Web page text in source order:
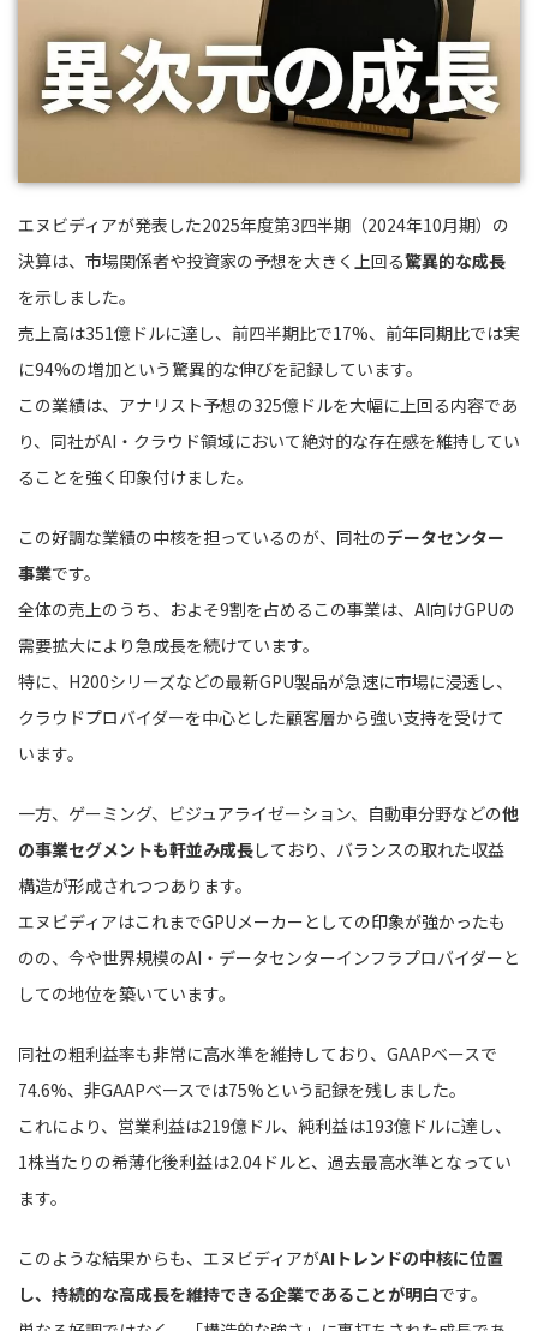
エヌビディアが発表した2025年度第3四半期（2024年10月期）の
決算は、市場関係者や投資家の予想を大きく上回る驚異的な成長
を示しました。
売上高は351億ドルに達し、前四半期比で17%、前年同期比では実
に94%の増加という驚異的な伸びを記録しています。
この業績は、アナリスト予想の325億ドルを大幅に上回る内容であ
り、同社がAI・クラウド領域において絶対的な存在感を維持してい
ることを強く印象付けました。
この好調な業績の中核を担っているのが、同社のデータセンター
事業です。
全体の売上のうち、およそ9割を占めるこの事業は、AI向けGPUの
需要拡大により急成長を続けています。
特に、H200シリーズなどの最新GPU製品が急速に市場に浸透し、
クラウドプロバイダーを中心とした顧客層から強い支持を受けて
います。
一方、ゲーミング、ビジュアライゼーション、自動車分野などの他
の事業セグメントも軒並み成長しており、バランスの取れた収益
構造が形成されつつあります。
エヌビディアはこれまでGPUメーカーとしての印象が強かったも
のの、今や世界規模のAI・データセンターインフラプロバイダーと
しての地位を築いています。
同社の粗利益率も非常に高水準を維持しており、GAAPベースで
74.6%、非GAAPベースでは75%という記録を残しました。
これにより、営業利益は219億ドル、純利益は193億ドルに達し、
1株当たりの希薄化後利益は2.04ドルと、過去最高水準となってい
ます。
このような結果からも、エヌビディアがAIトレンドの中核に位置
し、持続的な高成長を維持できる企業であることが明白です。